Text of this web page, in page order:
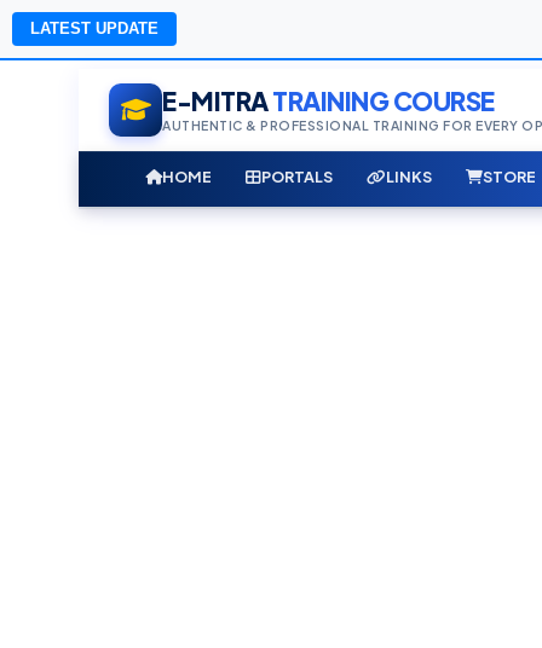
LATEST UPDATE
E-MITRATRAINING COURSE
AUTHENTIC & PROFESSIONAL TRAINING FOR EVERY
HOME PORTALS LINKS STORE